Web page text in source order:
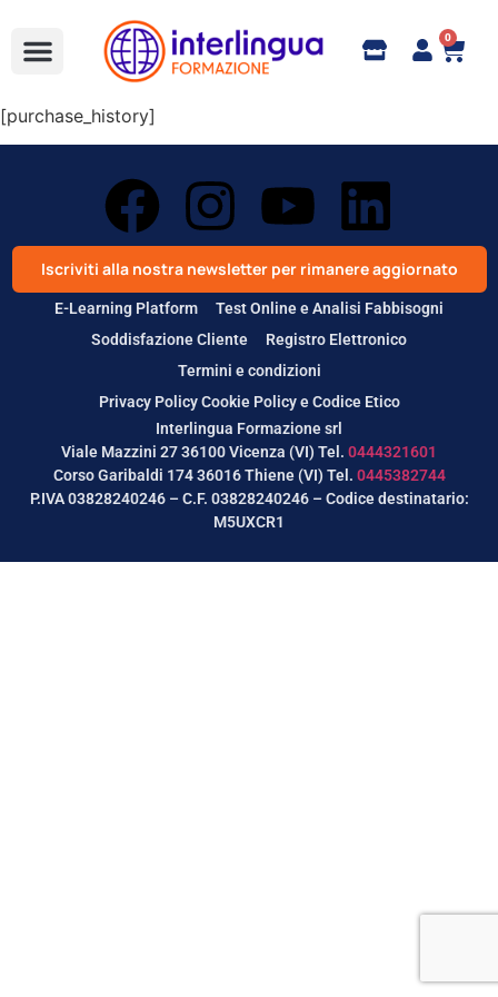
0
[purchase_history]
Iscriviti alla nostra newsletter per rimanere aggiornato
E-Learning Platform
Test Online e Analisi Fabbisogni
Soddisfazione Cliente
Registro Elettronico
Termini e condizioni
Privacy Policy Cookie Policy e Codice Etico
Interlingua Formazione srl
Viale Mazzini 27 36100 Vicenza (VI) Tel. 0444321601
Corso Garibaldi 174 36016 Thiene (VI) Tel. 0445382744
P.IVA 03828240246 – C.F. 03828240246 – Codice destinatario:
M5UXCR1